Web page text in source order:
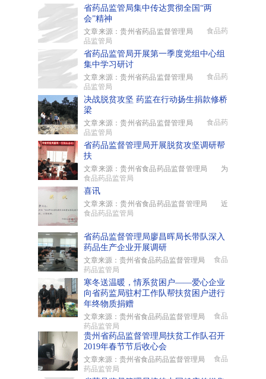
省药品监管局集中传达贯彻全国“两
会”精神
文章来源：贵州省药品监督管理局 食品药
品监管局
省药品监管局开展第一季度党组中心组
集中学习研讨
文章来源：贵州省药品监督管理局 食品药
品监管局
决战脱贫攻坚 药监在行动扬生捐款修桥
梁
文章来源：贵州省药品监督管理局 食品药
品监管局
省药品监督管理局开展脱贫攻坚调研帮
扶
文章来源：贵州省食品药品监督管理局 为
食品药品监管局
喜讯
文章来源：贵州省食品药品监督管理局 近
食品药品监管局
省药品监督管理局廖昌晖局长带队深入
药品生产企业开展调研
文章来源：贵州省食品药品监督管理局 食品
药品监管局
寒冬送温暖，情系贫困户——爱心企业
向省药监局驻村工作队帮扶贫困户进行
年终物质捐赠
文章来源：贵州省食品药品监督管理局 食品
药品监管局
贵州省药品监督管理局扶贫工作队召开
2019年春节节后收心会
文章来源：贵州省食品药品监督管理局 食品
药品监管局